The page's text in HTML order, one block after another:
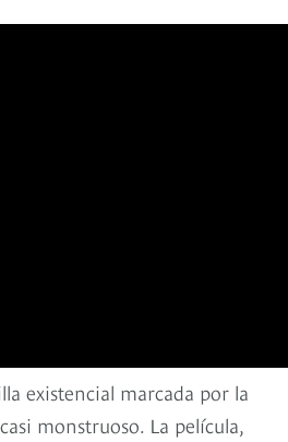
existencial marcada por la
monstruoso. La película,